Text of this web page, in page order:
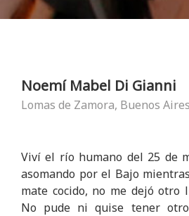
Noemí Mabel Di Gianni
Lomas de Zamora, Buenos
Viví el río humano del 25 de
asomando por el Bajo
mate cocido, no me dejó otro
No pude ni quise tener